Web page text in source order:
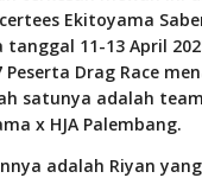
Ekitoyama
11-13 April
Drag Race
satunya adalah
x HJA Palembang.
adalah Riyan